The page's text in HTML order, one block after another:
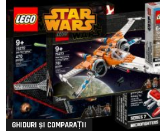
GHIDURI ȘI COMPARAȚII